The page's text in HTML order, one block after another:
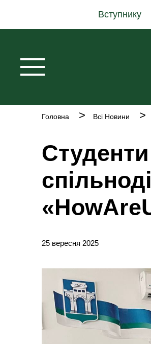
основного
Вступнику
Рядок
Головна Всі Новини
25 вересня 2025